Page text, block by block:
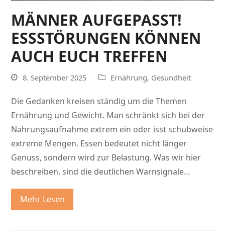
MÄNNER AUFGEPASST!
ESSSTÖRUNGEN KÖNNEN
AUCH EUCH TREFFEN
8. September 2025 Ernährung, Gesundheit
Die Gedanken kreisen ständig um die Themen
Ernährung und Gewicht. Man schränkt sich bei der
Nahrungsaufnahme extrem ein oder isst schubweise
extreme Mengen. Essen bedeutet nicht länger
Genuss, sondern wird zur Belastung. Was wir hier
beschreiben, sind die deutlichen Warnsignale…
Mehr Lesen